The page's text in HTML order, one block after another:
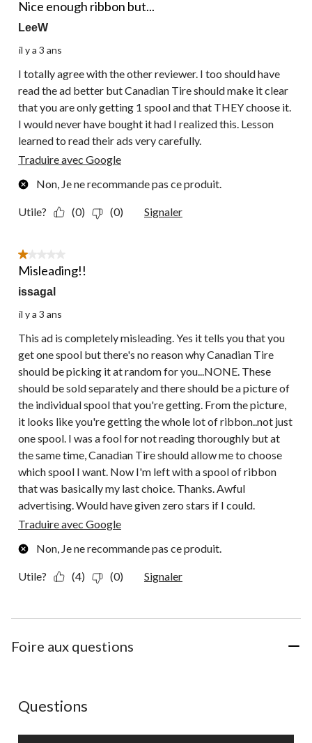
Nice enough ribbon but...
LeeW
il y a 3 ans
I totally agree with the other reviewer. I too should have
read the ad better but Canadian Tire should make it clear
that you are only getting 1 spool and that THEY choose it.
I would never have bought it had I realized this. Lesson
learned to read their ads very carefully.
Traduire avec Google
Non, Je ne recommande pas ce produit.
Utile? (0) (0) Signaler
1 étoile(s) sur 5.
Misleading!!
issagal
il y a 3 ans
This ad is completely misleading. Yes it tells you that you
get one spool but there's no reason why Canadian Tire
should be picking it at random for you...NONE. These
should be sold separately and there should be a picture of
the individual spool that you're getting. From the picture,
it looks like you're getting the whole lot of ribbon..not just
one spool. I was a fool for not reading thoroughly but at
the same time, Canadian Tire should allow me to choose
which spool I want. Now I'm left with a spool of ribbon
that was basically my last choice. Thanks. Awful
advertising. Would have given zero stars if I could.
Traduire avec Google
Non, Je ne recommande pas ce produit.
Utile? (4) (0) Signaler
Foire aux questions
Aucune question n'a été posée sur ce produit.
Questions